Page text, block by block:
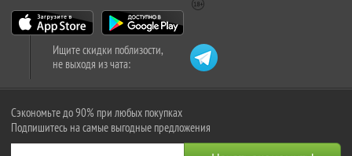
Ищите скидки поблизости,
не выходя из чата:
Сэкономьте до 90% при любых покупках
Подпишитесь на самые выгодные предложения